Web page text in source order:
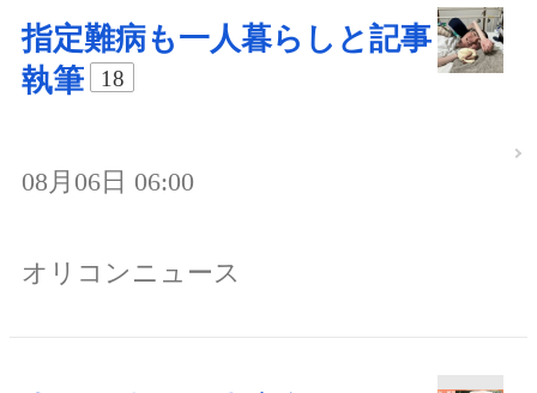
指定難病も一人暮らしと記事
執筆
18
08月06日 06:00
オリコンニュース